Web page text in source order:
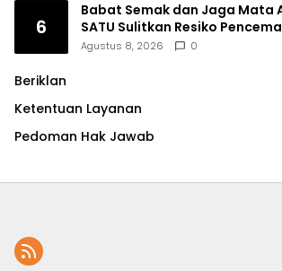
6
Babat Semak dan Jaga Mata
SATU Sulitkan Resiko
Ngumbul
Agustus 8, 2026 0
Beriklan
Ketentuan Layanan
Pedoman Hak Jawab